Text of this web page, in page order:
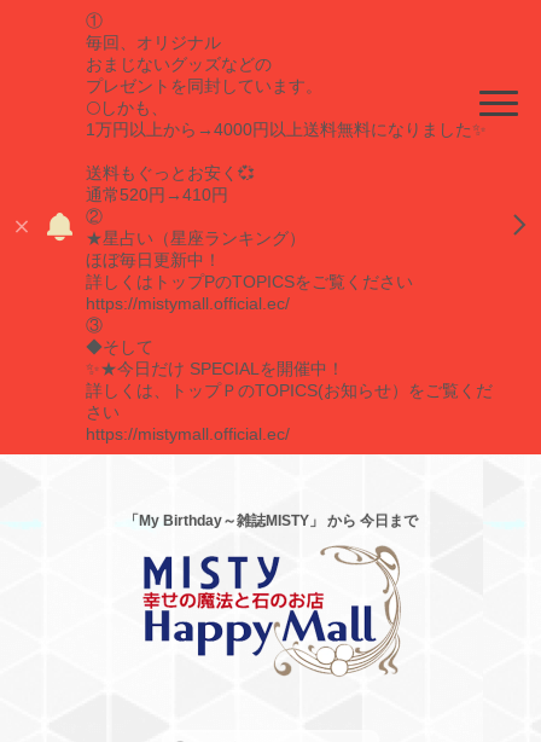
①
毎回、オリジナル
おまじないグッズなどの
プレゼントを同封しています。
🌕しかも、
1万円以上から→4000円以上送料無料になりました✨
送料もぐっとお安く💞
通常520円→410円
②
★星占い（星座ランキング）
ほぼ毎日更新中！
詳しくはトップPのTOPICSをご覧ください
https://mistymall.official.ec/
③
◆そして
✨★今日だけ SPECIALを開催中！
詳しくは、トップＰのTOPICS(お知らせ）をご覧くだ
さい
https://mistymall.official.ec/
「My Birthday～雑誌MISTY」 から 今日まで